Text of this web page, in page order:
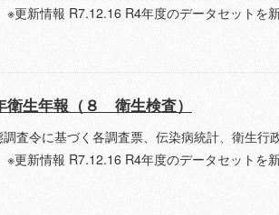
※更新情報 R7.12.16 R4年度のデータセットを新
衛生年報（８ 衛生検査）
調査令に基づく各調査票、伝染病統計、衛生
※更新情報 R7.12.16 R4年度のデータセットを新